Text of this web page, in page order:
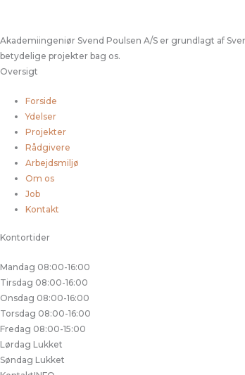
Akademiingeniør Svend Poulsen A/S er grundlagt af
betydelige projekter bag os.
Oversigt
Forside
Ydelser
Projekter
Rådgivere
Arbejdsmiljø
Om os
Job
Kontakt
Kontortider
Mandag 08:00-16:00
Tirsdag 08:00-16:00
Onsdag 08:00-16:00
Torsdag 08:00-16:00
Fredag 08:00-15:00
Lørdag Lukket
Søndag Lukket